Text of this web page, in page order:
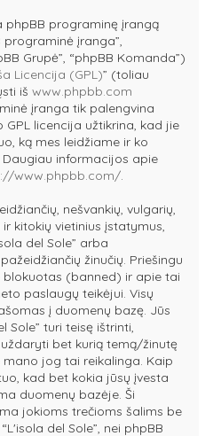
phpBB programinę įrangą
programinė įranga”,
Grupė”, “phpBB Komanda”)
Licencija (GPL)” (toliau
iš www.phpbb.com
įranga tik palengvina
GPL licencija užtikrina, kad jie
ką mes leidžiame ir ko
informacijos apie
www.phpbb.com/.
nešvankių, vulgarių,
kitokių vietinius įstatymus,
del Sole” arba
žinučių. Priešingu
(banned) ir apie tai
paslaugų teikėjui. Visų
į duomenų bazę. Jūs
Sole” turi teisę ištrinti,
bet kurią temą/žinutę
jog tai reikalinga. Kaip
kad bet kokia jūsų įvesta
duomenų bazėje. Ši
jokioms trečioms šalims be
del Sole”, nei phpBB